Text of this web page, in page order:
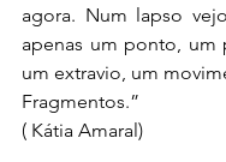
agora. Num lapso
apenas um ponto, um
um extravio, um
Fragmentos.”
( Kátia Amaral)